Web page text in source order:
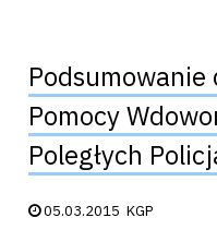
Podsumowanie
Pomocy
Poległych
Data publikacji:
05.03.2015 KGP